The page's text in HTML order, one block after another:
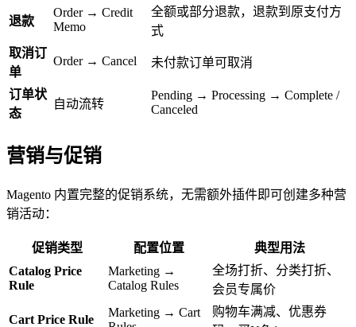
退款
Order → Credit
Memo
全额或部分退款，退款到原支付方
式
取消订
单
Order → Cancel 未付款订单可取消
订单状
态
自动流转
Pending → Processing → Complete /
Canceled
营销与促销
Magento 内置完整的促销系统，无需额外插件即可创建多种营
销活动：
促销类型 配置位置
典型用法
Catalog Price
Rule
Marketing →
Catalog Rules
全场打折、分类打折、
会员专属价
Cart Price Rule
Marketing → Cart
购物车满减、优惠券